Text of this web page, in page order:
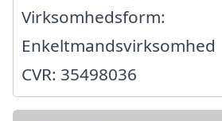
Virksomhedsform:
Enkeltmandsvirksomhed
CVR: 35498036